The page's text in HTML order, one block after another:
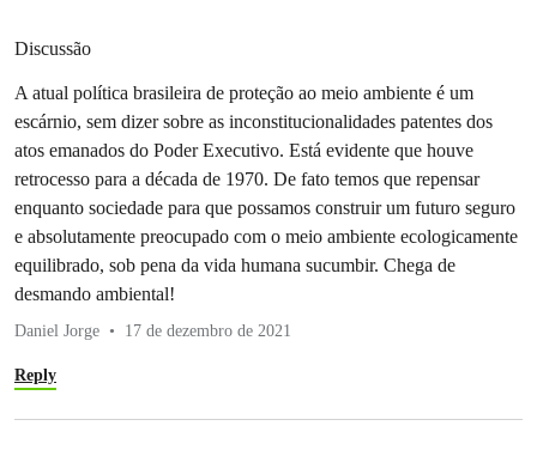
Discussão
A atual política brasileira de proteção ao meio ambiente é um
escárnio, sem dizer sobre as inconstitucionalidades patentes dos
atos emanados do Poder Executivo. Está evidente que houve
retrocesso para a década de 1970. De fato temos que repensar
enquanto sociedade para que possamos construir um futuro seguro
e absolutamente preocupado com o meio ambiente ecologicamente
equilibrado, sob pena da vida humana sucumbir. Chega de
desmando ambiental!
Daniel Jorge 17 de dezembro de 2021
Reply